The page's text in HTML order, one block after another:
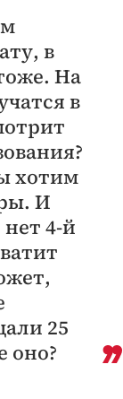
в
На
в
хотим
И
4-й
25
оно?